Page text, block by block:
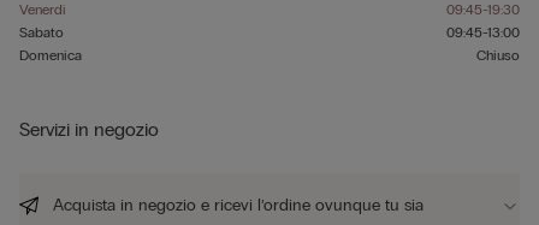
Venerdì
09:45-19:30
Sabato
09:45-13:00
Domenica
Chiuso
Servizi in negozio
Acquista in negozio e ricevi l’ordine ovunque tu sia